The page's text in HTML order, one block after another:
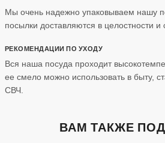
Мы очень надежно упаковываем нашу
посылки доставляются в целостности и
РЕКОМЕНДАЦИИ ПО УХОДУ
Вся наша посуда проходит
ее смело можно использовать в быту,
СВЧ.
ВАМ ТАКЖЕ